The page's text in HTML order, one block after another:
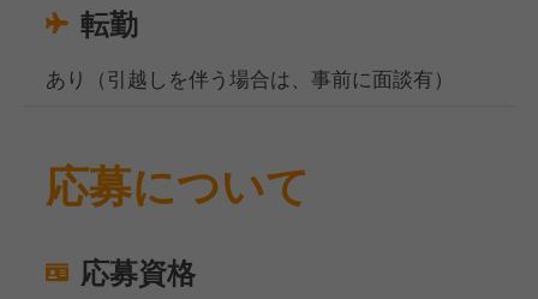
転勤
あり（引越しを伴う場合は、事前に面談有）
応募について
応募資格